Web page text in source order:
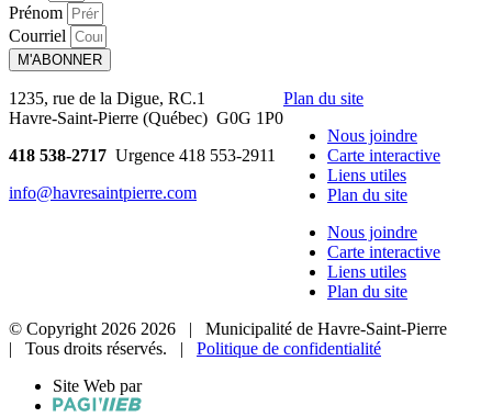
Prénom
Courriel
M'ABONNER
1235, rue de la Digue, RC.1
Havre-Saint-Pierre (Québec) G0G 1P0
418 538-2717 Urgence 418 553-2911
info@havresaintpierre.com
Plan du site
Nous joindre
Carte interactive
Liens utiles
Plan du site
Nous joindre
Carte interactive
Liens utiles
Plan du site
© Copyright 2026 2026 | Municipalité de Havre-Saint-Pierre
| Tous droits réservés. | Politique de confidentialité
Site Web par